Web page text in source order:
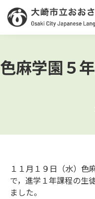
色麻学園５
１１月１９日（水）色
で，進学１年課程の生
ました。